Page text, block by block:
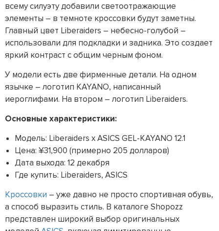
всему силуэту добавили светоотражающие
элементы – в темноте кроссовки будут заметны.
Главный цвет Liberaiders – небесно-голубой –
использовали для подкладки и задника. Это создает
яркий контраст с общим черным фоном.
У модели есть две фирменные детали. На одном
язычке – логотип KAYANO, написанный
иероглифами. На втором – логотип Liberaiders.
Основные характеристики:
Модель: Liberaiders x ASICS GEL-KAYANO 12.1
Цена: ¥31,900 (примерно 205 долларов)
Дата выхода: 12 декабря
Где купить: Liberaiders, ASICS
Кроссовки – уже давно не просто спортивная обувь,
а способ выразить стиль. В каталоге Shopozz
представлен широкий выбор оригинальных